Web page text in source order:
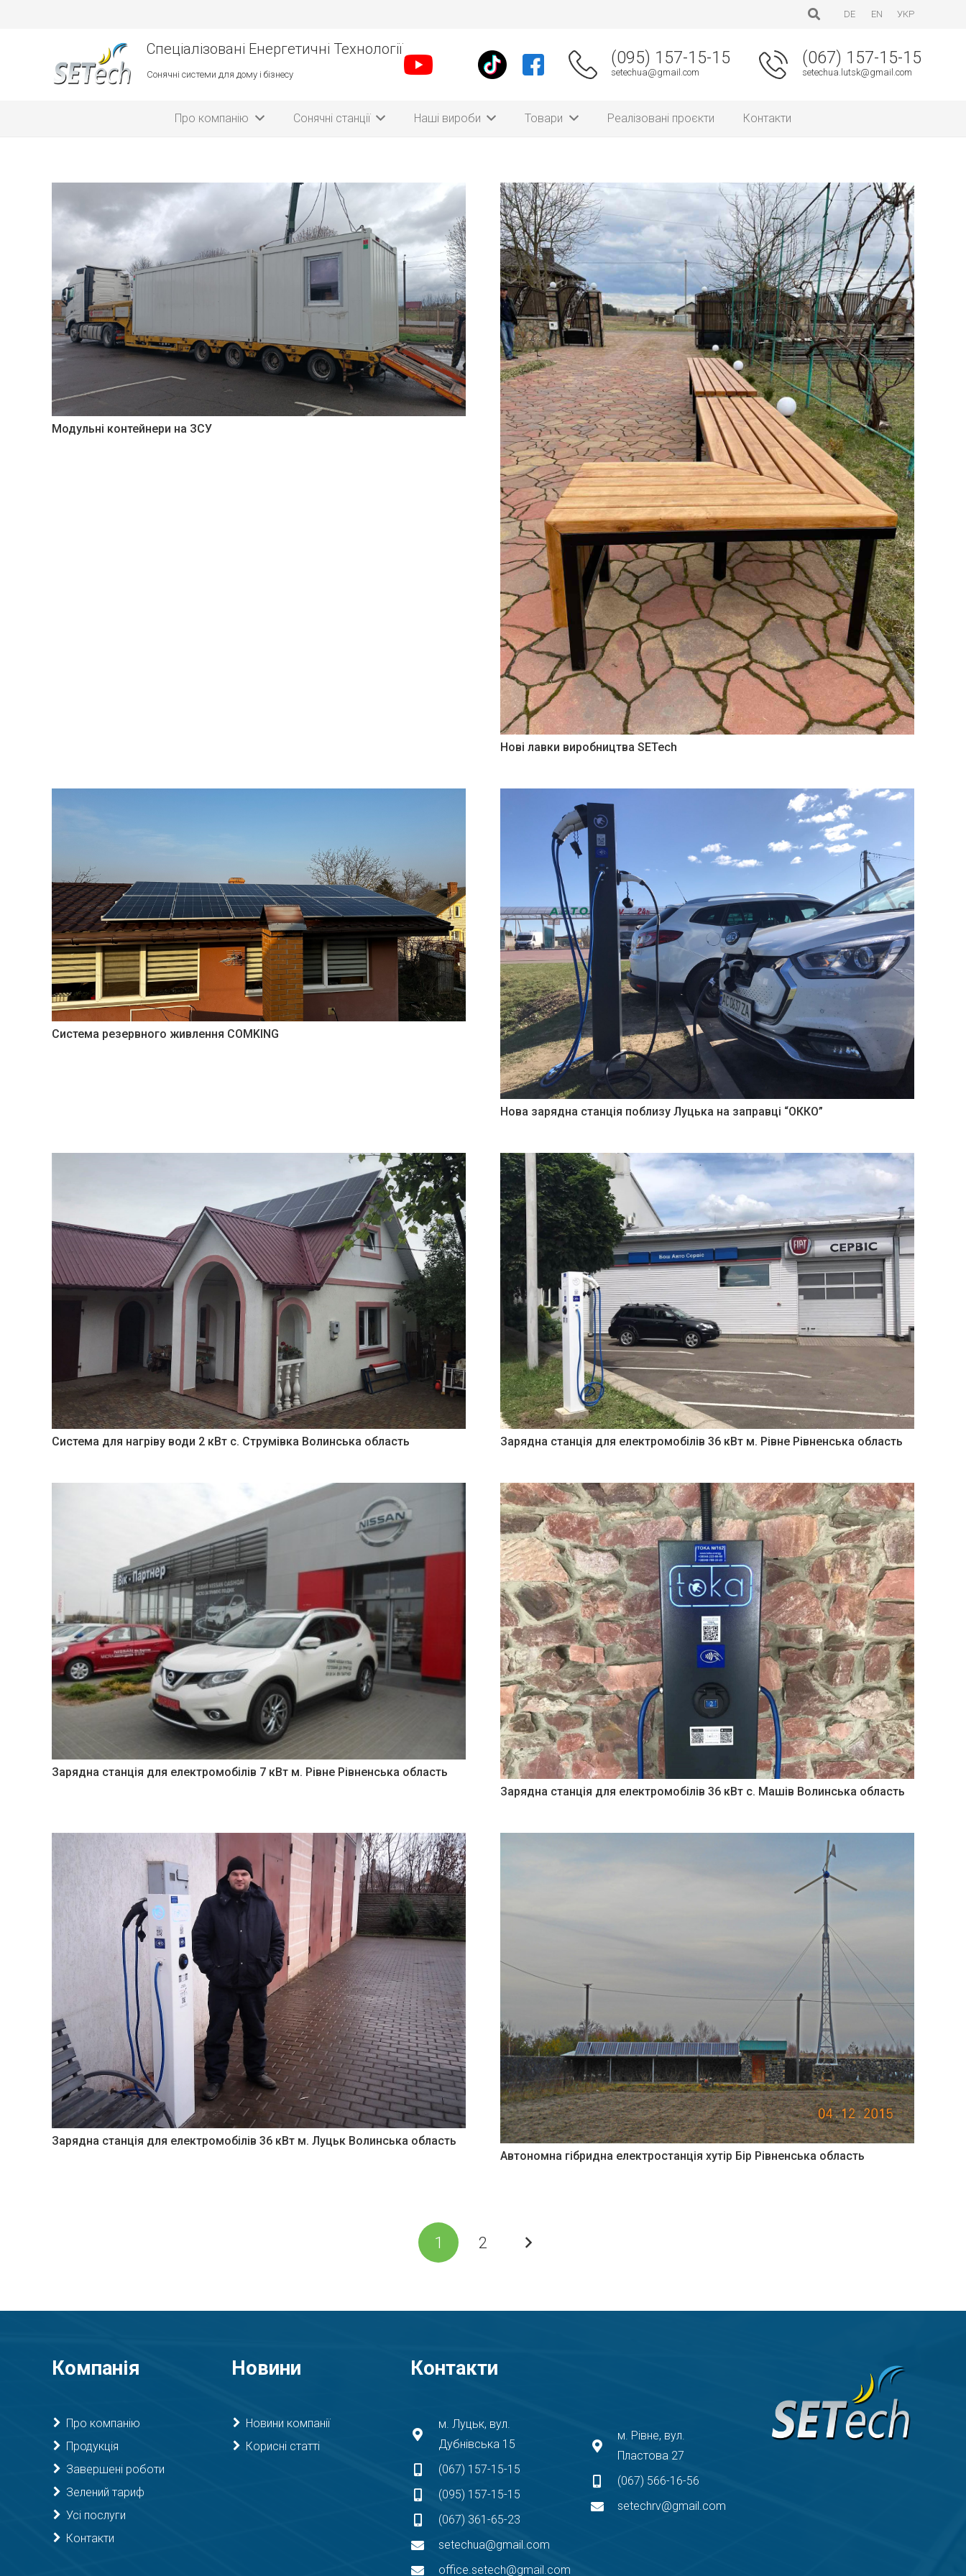
DE EN УКР
Спеціалізовані Енергетичні Технології
Сонячні системи для дому і бізнесу
(095) 157-15-15
setechua@gmail.com
(067) 157-15-15
setechua.lutsk@gmail.com
Про компанію Сонячні станції Наші вироби Товари Реалізовані проєкти Контакти
Модульні контейнери на ЗСУ
Нові лавки виробництва SETech
Система резервного живлення COMKING
Нова зарядна станція поблизу Луцька на заправці “ОККО”
Система для нагріву води 2 кВт с. Струмівка Волинська область Зарядна станція для електромобілів 36 кВт м. Рівне Рівненська область
Зарядна станція для електромобілів 7 кВт м. Рівне Рівненська область
Зарядна станція для електромобілів 36 кВт с. Машів Волинська область
Зарядна станція для електромобілів 36 кВт м. Луцьк Волинська область
Автономна гібридна електростанція хутір Бір Рівненська область
1 2
Компанія
Про компанію
Продукція
Завершені роботи
Зелений тариф
Усі послуги
Контакти
Новини
Новини компанії
Корисні статті
Контакти
м. Луцьк, вул.
Дубнівська 15
(067) 157-15-15
(095) 157-15-15
(067) 361-65-23
setechua@gmail.com
office.setech@gmail.com
м. Рівне, вул.
Пластова 27
(067) 566-16-56
setechrv@gmail.com